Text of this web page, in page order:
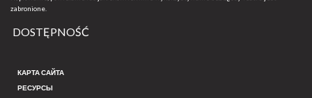
zabronione.
DOSTĘPNOŚĆ
КАРТА САЙТА
РЕСУРСЫ